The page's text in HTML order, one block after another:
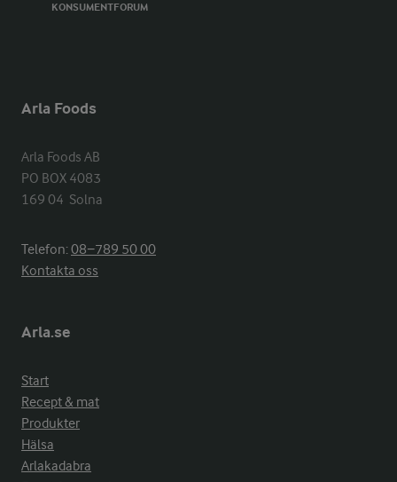
KONSUMENTFORUM
Arla Foods
Arla Foods AB
PO BOX 4083
169 04  Solna
Telefon:08−789 50 00
Kontakta oss
Arla.se
Start
Recept & mat
Produkter
Hälsa
Arlakadabra